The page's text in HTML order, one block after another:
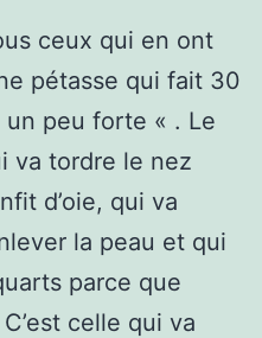
ceux qui en ont
pétasse qui fait 30
peu forte « . Le
va tordre le nez
d’oie, qui va
la peau et qui
parce que
celle qui va